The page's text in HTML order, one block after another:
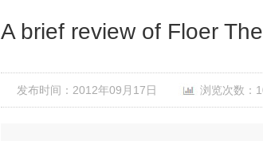
A brief review of Floer
发布时间：2012年09月17日 浏览次数：